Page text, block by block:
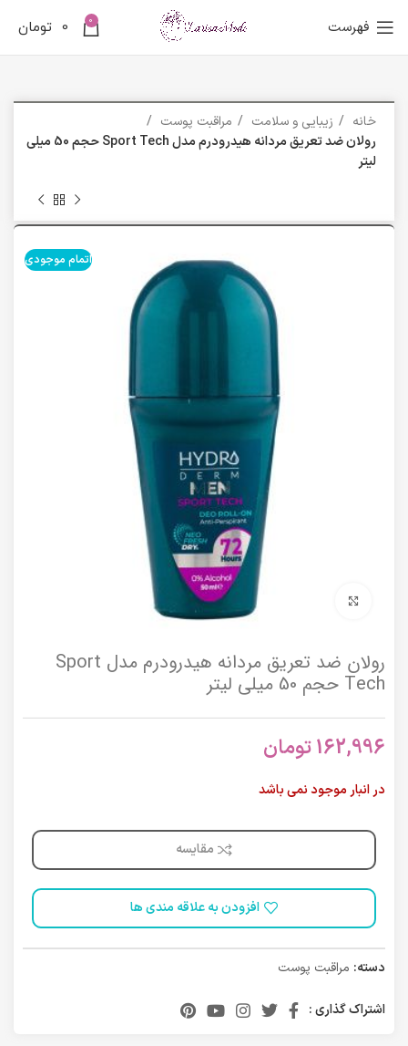
فهرست 0
0 تومان
خانه زیبایی و سلامت
مراقبت پوست
رولان ضد تعریق مردانه هیدرودرم مدل Sport Tech حجم 50 میلی
لیتر
اتمام موجودی
برای بزرگنمایی کلیک کنید
رولان ضد تعریق مردانه هیدرودرم مدل Sport
Tech حجم 50 میلی لیتر
162,996تومان
در انبار موجود نمی باشد
مقایسه
افزودن به علاقه مندی ها
دسته: مراقبت پوست
اشتراک گذاری :